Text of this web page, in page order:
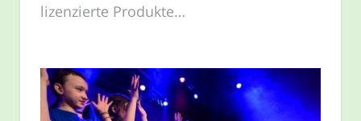
lizenzierte Produkte…